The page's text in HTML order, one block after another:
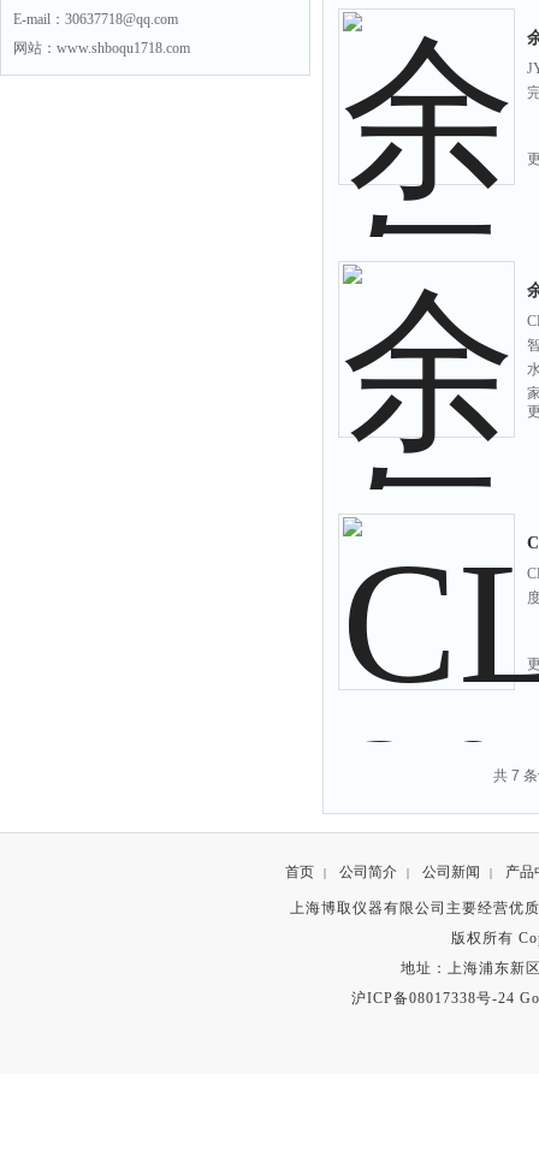
E-mail：30637718@qq.com
网站：www.shboqu1718.com
共 7
首页 | 公司简介 | 公司新闻 | 产品
上海博取仪器有限公司主要经营优
版权所有
地址：上海浦东新
沪ICP备08017338号-24